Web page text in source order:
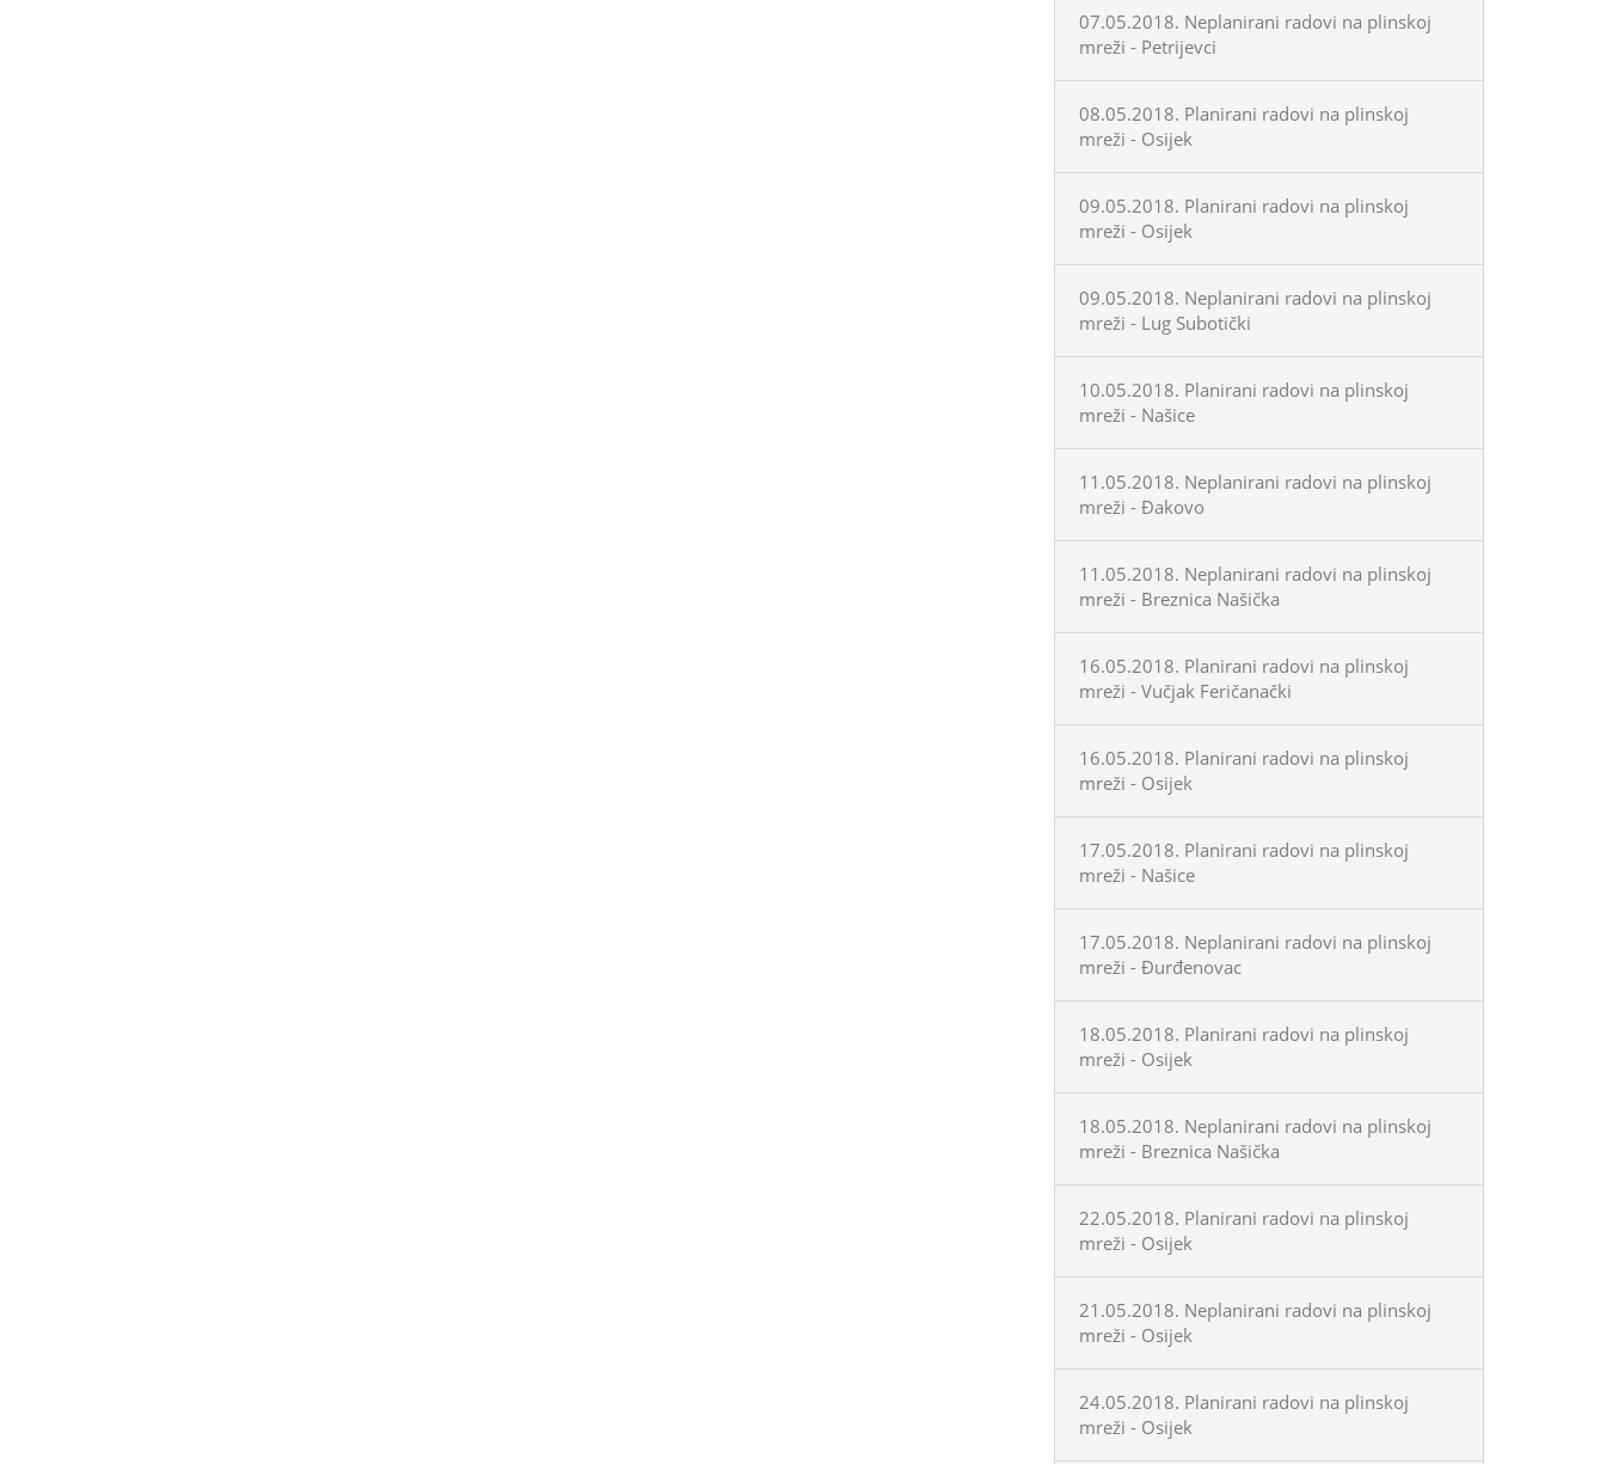
07.05.2018. Neplanirani radovi na plinskoj
mreži - Petrijevci
08.05.2018. Planirani radovi na plinskoj
mreži - Osijek
09.05.2018. Planirani radovi na plinskoj
mreži - Osijek
09.05.2018. Neplanirani radovi na plinskoj
mreži - Lug Subotički
10.05.2018. Planirani radovi na plinskoj
mreži - Našice
11.05.2018. Neplanirani radovi na plinskoj
mreži - Đakovo
11.05.2018. Neplanirani radovi na plinskoj
mreži - Breznica Našička
16.05.2018. Planirani radovi na plinskoj
mreži - Vučjak Feričanački
16.05.2018. Planirani radovi na plinskoj
mreži - Osijek
17.05.2018. Planirani radovi na plinskoj
mreži - Našice
17.05.2018. Neplanirani radovi na plinskoj
mreži - Đurđenovac
18.05.2018. Planirani radovi na plinskoj
mreži - Osijek
18.05.2018. Neplanirani radovi na plinskoj
mreži - Breznica Našička
22.05.2018. Planirani radovi na plinskoj
mreži - Osijek
21.05.2018. Neplanirani radovi na plinskoj
mreži - Osijek
24.05.2018. Planirani radovi na plinskoj
mreži - Osijek